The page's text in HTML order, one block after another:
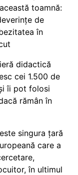
toamnă:
de
în
didactică
cei 1.500 de
îi pot folosi
rămân în
singura țară
care a
în ultimul